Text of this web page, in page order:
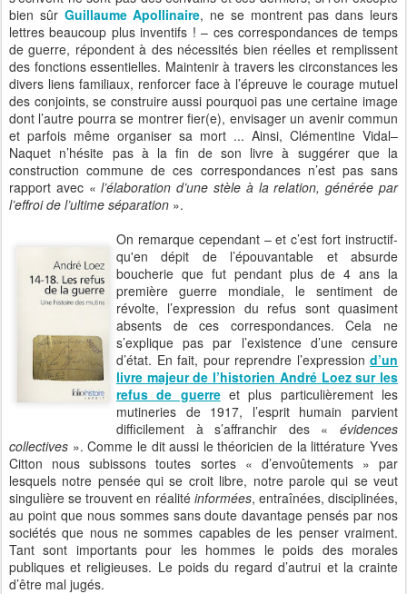
bien sûr Guillaume Apollinaire, ne se montrent pas dans leurs
lettres beaucoup plus inventifs ! – ces correspondances de temps
de guerre, répondent à des nécessités bien réelles et remplissent
des fonctions essentielles. Maintenir à travers les circonstances les
divers liens familiaux, renforcer face à l’épreuve le courage mutuel
des conjoints, se construire aussi pourquoi pas une certaine image
dont l’autre pourra se montrer fier(e), envisager un avenir commun
et parfois même organiser sa mort ... Ainsi, Clémentine Vidal–
Naquet n’hésite pas à la fin de son livre à suggérer que la
construction commune de ces correspondances n’est pas sans
rapport avec «l’élaboration d’une stèle à la relation, générée par
l’effroi de l’ultime séparation ».
On remarque cependant – et c’est fort instructif-
qu'en dépit de l’épouvantable et absurde
boucherie que fut pendant plus de 4 ans la
première guerre mondiale, le sentiment de
révolte, l’expression du refus sont quasiment
absents de ces correspondances. Cela ne
s’explique pas par l’existence d’une censure
d’état. En fait, pour reprendre l’expression d’un
livre majeur de l’historien André Loez sur les
refus de guerreet plus particulièrement les
mutineries de 1917, l’esprit humain parvient
difficilement à s’affranchir des « évidences
collectives ». Comme le dit aussi le théoricien de la littérature Yves
Citton nous subissons toutes sortes « d’envoûtements » par
lesquels notre pensée qui se croit libre, notre parole qui se veut
singulière se trouvent en réalité informées, entraînées, disciplinées,
au point que nous sommes sans doute davantage pensés par nos
sociétés que nous ne sommes capables de les penser vraiment.
Tant sont importants pour les hommes le poids des morales
publiques et religieuses. Le poids du regard d’autrui et la crainte
d’être mal jugés.